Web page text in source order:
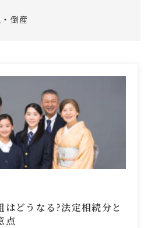
倒産
はどうなる?法定相続分と
点